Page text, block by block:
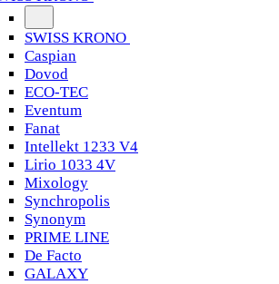
SWISS KRONO
Caspian
Dovod
ECO-TEC
Eventum
Fanat
Intellekt 1233 V4
Lirio 1033 4V
Mixology
Synchropolis
Synonym
PRIME LINE
De Facto
GALAXY